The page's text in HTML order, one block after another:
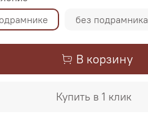
без подрамника
В корзину
Купить в 1 клик